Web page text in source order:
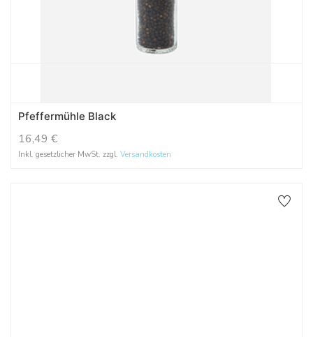
Pfeffermühle Black
16,49 €
Inkl. gesetzlicher MwSt. zzgl. Versandkosten